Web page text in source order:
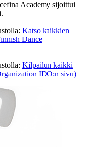
Academy sijoittui
Katso kaikkien
Dance
Kilpailun kaikki
IDO:n sivu)